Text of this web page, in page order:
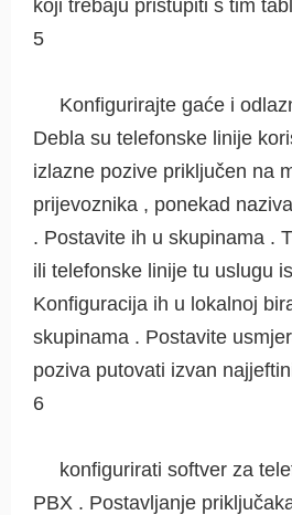
koji trebaju pristupiti s tim
5
Konfigurirajte gaće i
Debla su telefonske linije
izlazne pozive priključen na
prijevoznika , ponekad
. Postavite ih u skupinama .
ili telefonske linije tu uslugu
Konfiguracija ih u lokalnoj
skupinama . Postavite
poziva putovati izvan
6
konfigurirati softver za
PBX . Postavljanje